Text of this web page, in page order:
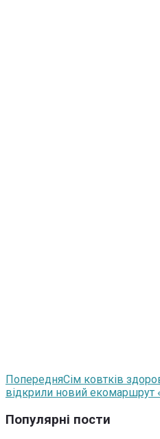
ПопередняСім ковтків
відкрили новий
Популярні пости